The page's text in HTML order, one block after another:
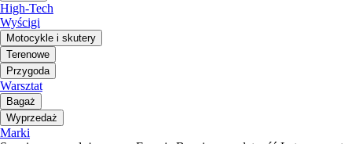
High-Tech
Wyścigi
Motocykle i skutery
Terenowe
Przygoda
Warsztat
Bagaż
Wyprzedaż
Marki